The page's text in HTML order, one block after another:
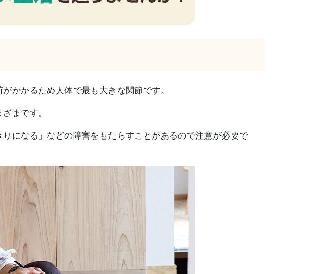
かかるため人体で最も大きな関節です。
まです。
になる」などの障害をもたらすことがあるので注意が必要で